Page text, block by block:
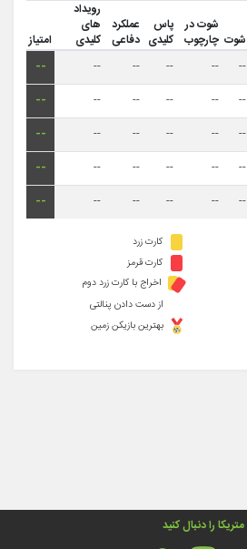
شوت
شوت در
چارچوب
پاس
کلیدی
عملکرد
دفاعی
رویداد
های
کلیدی
امتیاز
--
--
--
--
--
--
--
--
--
--
--
--
--
--
--
--
--
--
--
--
--
--
--
--
--
--
--
--
--
--
کارت زرد
کارت قرمز
اخراج با کارت زرد دوم
از دست دادن پنالتی
بهترین بازیکن زمین
متریکا را دنبال کنید